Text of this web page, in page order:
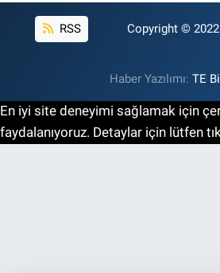
RSS Copyright ©
Haber Yazılımı: TE
En iyi site deneyimi sağlamak için
faydalanıyoruz. Detaylar için lütfen